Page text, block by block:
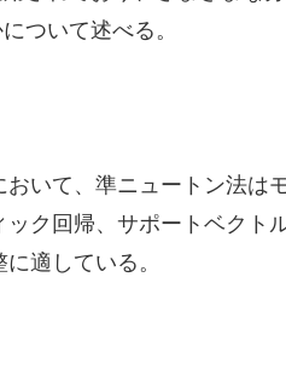
ついて述べる。
いて、準ニュートン法は
ク回帰、サポートベクト
適している。